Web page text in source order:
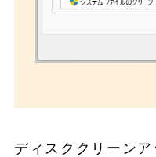
ディスククリーン